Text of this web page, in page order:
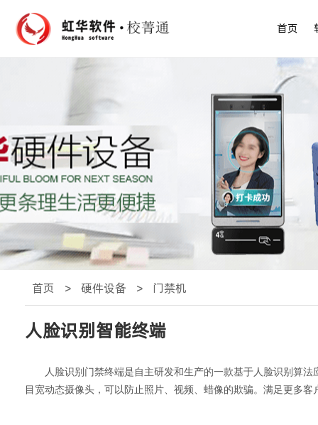
首页
首页 > 硬件设备 > 门禁机
人脸识别智能终端
人脸识别门禁终端是自主研发和生产的一款基于人脸识别算
目宽动态摄像头，可以防止照片、视频、蜡像的欺骗。 满足更多客